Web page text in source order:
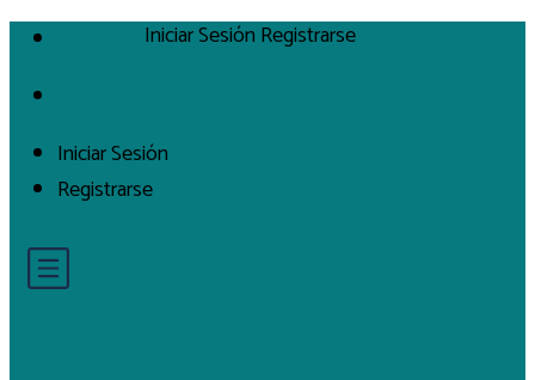
Iniciar Sesión
Registrarse
Iniciar Sesión Registrarse